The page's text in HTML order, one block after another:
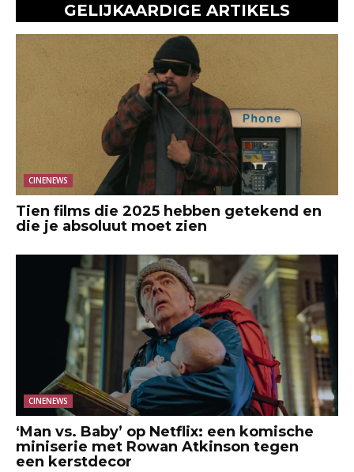
GELIJKAARDIGE ARTIKELS
CINENEWS
Tien films die 2025 hebben getekend en
die je absoluut moet zien
CINENEWS
‘Man vs. Baby’ op Netflix: een komische
miniserie met Rowan Atkinson tegen
een kerstdecor